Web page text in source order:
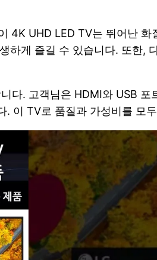
4K UHD LED TV는 뛰어난
게 즐길 수 있습니다. 또한,
다. 고객님은 HDMI와 USB
이 TV로 품질과 가성비를 모